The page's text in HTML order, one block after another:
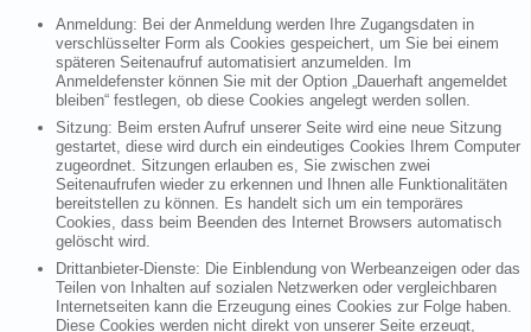
Anmeldung: Bei der Anmeldung werden Ihre Zugangsdaten in
verschlüsselter Form als Cookies gespeichert, um Sie bei einem
späteren Seitenaufruf automatisiert anzumelden. Im
Anmeldefenster können Sie mit der Option „Dauerhaft angemeldet
bleiben“ festlegen, ob diese Cookies angelegt werden sollen.
Sitzung: Beim ersten Aufruf unserer Seite wird eine neue Sitzung
gestartet, diese wird durch ein eindeutiges Cookies Ihrem Computer
zugeordnet. Sitzungen erlauben es, Sie zwischen zwei
Seitenaufrufen wieder zu erkennen und Ihnen alle Funktionalitäten
bereitstellen zu können. Es handelt sich um ein temporäres
Cookies, dass beim Beenden des Internet Browsers automatisch
gelöscht wird.
Drittanbieter-Dienste: Die Einblendung von Werbeanzeigen oder das
Teilen von Inhalten auf sozialen Netzwerken oder vergleichbaren
Internetseiten kann die Erzeugung eines Cookies zur Folge haben.
Diese Cookies werden nicht direkt von unserer Seite erzeugt,